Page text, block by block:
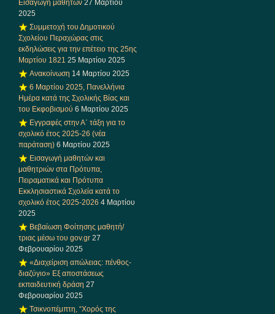
Εισαγωγή μαθητών 27 Μαρτίου
2025
Συμμετοχή του Δημοτικού
Σχολείου Περαχώρας στις
εκδηλώσεις για την επέτειο της 25ης
Μαρτίου 1821 25 Μαρτίου 2025
Ανακοίνωση 14 Μαρτίου 2025
6 Μαρτίου 2025, Πανελλήνια
Ημέρα κατά της Σχολικής Βίας και
του Εκφοβισμού 6 Μαρτίου 2025
Εγγραφές στην Α΄ τάξη για το
σχολικό έτος 2025-26 (νέα
παράταση) 6 Μαρτίου 2025
Εισαγωγή μαθητών και
μαθητριών στα Πρότυπα,
Πειραματικά και Πρότυπα
Εκκλησιαστικά Σχολεία κατά το
σχολικό έτος 2025-2026 4 Μαρτίου
2025
Βεβαίωση Φοίτησης μαθητή/
τριας μέσω του gov.gr 27
Φεβρουαρίου 2025
«Διαχείριση απώλειας: πένθος-
διαζύγιο» Eξ αποστάσεως
εκπαιδευτική δράση 27
Φεβρουαρίου 2025
Τσικνοπέμπτη, “Χορός της